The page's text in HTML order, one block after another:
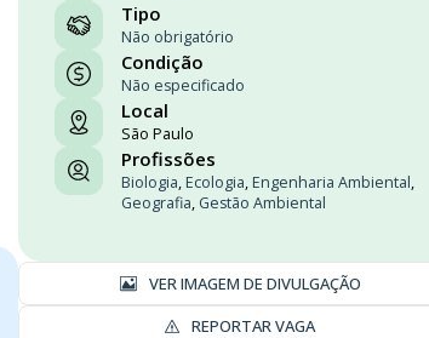
Tipo
Não obrigatório
Condição
Não especificado
Local
São Paulo
Profissões
Biologia, Ecologia, Engenharia Ambiental,
Geografia, Gestão Ambiental
VER IMAGEM DE DIVULGAÇÃO
REPORTAR VAGA